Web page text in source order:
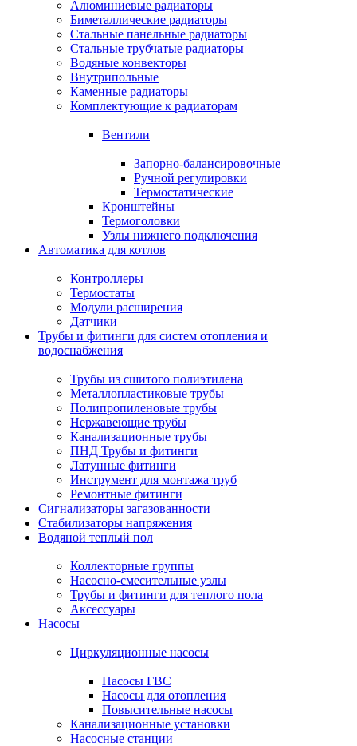
Алюминиевые радиаторы
Биметаллические радиаторы
Стальные панельные радиаторы
Стальные трубчатые радиаторы
Водяные конвекторы
Внутрипольные
Каменные радиаторы
Комплектующие к радиаторам
Вентили
Запорно-балансировочные
Ручной регулировки
Термостатические
Кронштейны
Термоголовки
Узлы нижнего подключения
Автоматика для котлов
Контроллеры
Термостаты
Модули расширения
Датчики
Трубы и фитинги для систем отопления и
водоснабжения
Трубы из сшитого полиэтилена
Металлопластиковые трубы
Полипропиленовые трубы
Нержавеющие трубы
Канализационные трубы
ПНД Трубы и фитинги
Латунные фитинги
Инструмент для монтажа труб
Ремонтные фитинги
Сигнализаторы загазованности
Стабилизаторы напряжения
Водяной теплый пол
Коллекторные группы
Насосно-смесительные узлы
Трубы и фитинги для теплого пола
Аксессуары
Насосы
Циркуляционные насосы
Насосы ГВС
Насосы для отопления
Повысительные насосы
Канализационные установки
Насосные станции